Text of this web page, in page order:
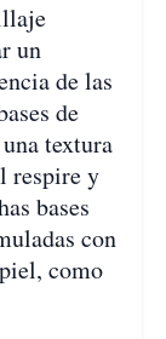
un
de las
de
textura
respire y
bases
con
como